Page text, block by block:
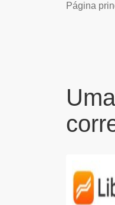
Página